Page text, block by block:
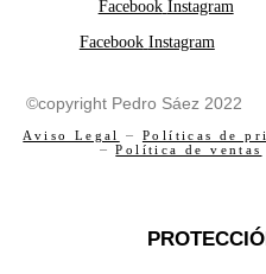
Facebook Instagram
Facebook Instagram
©copyright Pedro Sáez 2022
Aviso Legal – Políticas de
–Política de ventas